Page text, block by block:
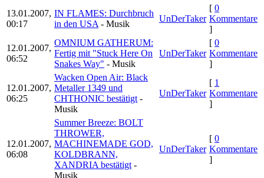
13.01.2007,
00:17
IN FLAMES: Durchbruch
in den USA - Musik
UnDerTaker
[ 0
Kommentare
]
12.01.2007,
06:52
OMNIUM GATHERUM:
Fertig mit "Stuck Here On
Snakes Way" - Musik
UnDerTaker
[ 0
Kommentare
]
12.01.2007,
06:25
Wacken Open Air: Black
Metaller 1349 und
CHTHONIC bestätigt -
Musik
UnDerTaker
[ 1
Kommentare
]
12.01.2007,
06:08
Summer Breeze: BOLT
THROWER,
MACHINEMADE GOD,
KOLDBRANN,
XANDRIA bestätigt -
Musik
UnDerTaker
[ 0
Kommentare
]